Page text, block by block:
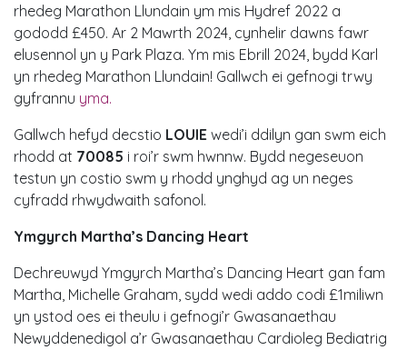
rhedeg Marathon Llundain ym mis Hydref 2022 a
gododd £450. Ar 2 Mawrth 2024, cynhelir dawns fawr
elusennol yn y Park Plaza. Ym mis Ebrill 2024, bydd Karl
yn rhedeg Marathon Llundain! Gallwch ei gefnogi trwy
gyfrannu yma.
Gallwch hefyd decstio LOUIE wedi’i ddilyn gan swm eich
rhodd at 70085 i roi’r swm hwnnw. Bydd negeseuon
testun yn costio swm y rhodd ynghyd ag un neges
cyfradd rhwydwaith safonol.
Ymgyrch Martha’s Dancing Heart
Dechreuwyd Ymgyrch Martha’s Dancing Heart gan fam
Martha, Michelle Graham, sydd wedi addo codi £1miliwn
yn ystod oes ei theulu i gefnogi’r Gwasanaethau
Newyddenedigol a’r Gwasanaethau Cardioleg Bediatrig